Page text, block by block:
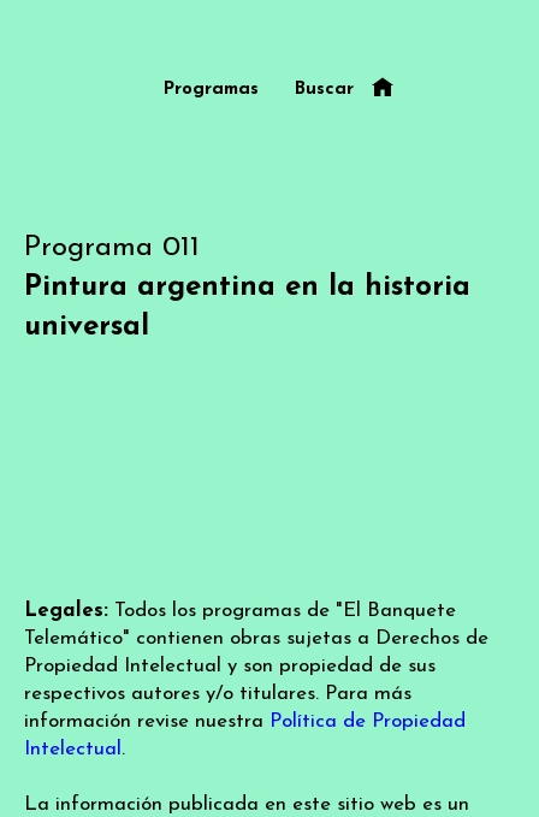
Programas Buscar
Programa 011
Pintura argentina en la historia
universal
Legales: Todos los programas de "El Banquete
Telemático" contienen obras sujetas a Derechos de
Propiedad Intelectual y son propiedad de sus
respectivos autores y/o titulares. Para más
información revise nuestra Política de Propiedad
Intelectual .
La información publicada en este sitio web es un